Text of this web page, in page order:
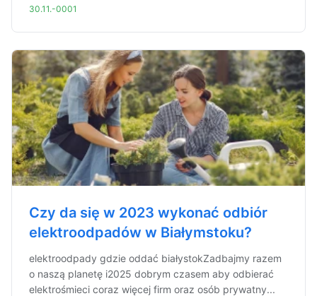
30.11.-0001
Czy da się w 2023 wykonać odbiór
elektroodpadów w Białymstoku?
elektroodpady gdzie oddać białystokZadbajmy razem
o naszą planetę i2025 dobrym czasem aby odbierać
elektrośmieci coraz więcej firm oraz osób prywatny...